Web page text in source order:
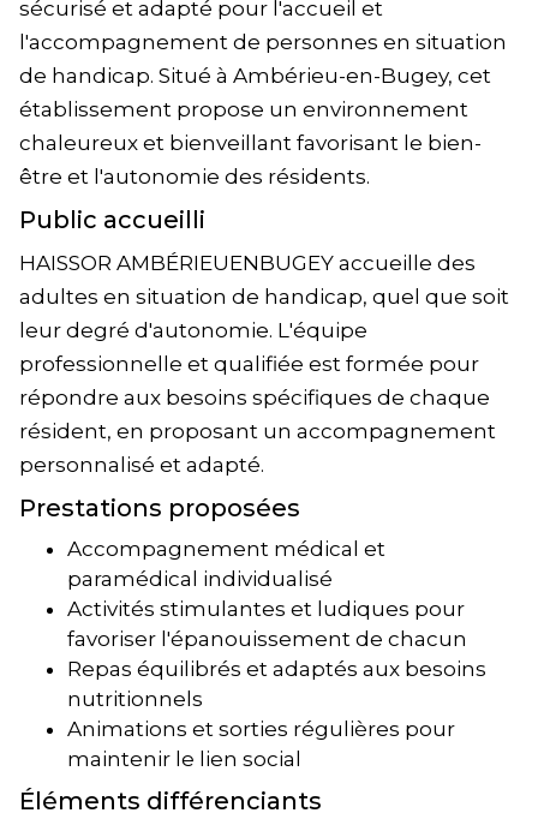
sécurisé et adapté pour l'accueil et
l'accompagnement de personnes en situation
de handicap. Situé à Ambérieu-en-Bugey, cet
établissement propose un environnement
chaleureux et bienveillant favorisant le bien-
être et l'autonomie des résidents.
Public accueilli
HAISSOR AMBÉRIEUENBUGEY accueille des
adultes en situation de handicap, quel que soit
leur degré d'autonomie. L'équipe
professionnelle et qualifiée est formée pour
répondre aux besoins spécifiques de chaque
résident, en proposant un accompagnement
personnalisé et adapté.
Prestations proposées
Accompagnement médical et
paramédical individualisé
Activités stimulantes et ludiques pour
favoriser l'épanouissement de chacun
Repas équilibrés et adaptés aux besoins
nutritionnels
Animations et sorties régulières pour
maintenir le lien social
Éléments différenciants